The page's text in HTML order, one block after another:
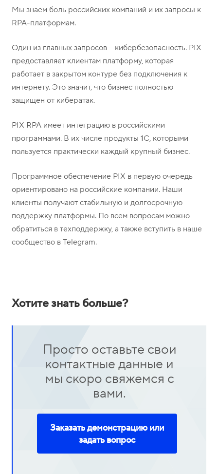
Мы знаем боль российских компаний и их запросы к
RPA-платформам.
Один из главных запросов – кибербезопасность. PIX
предоставляет клиентам платформу, которая
работает в закрытом контуре без подключения к
интернету. Это значит, что бизнес полностью
защищен от кибератак.
PIX RPA имеет интеграцию в российскими
программами. В их числе продукты 1С, которыми
пользуется практически каждый крупный бизнес.
Программное обеспечение PIX в первую очередь
ориентировано на российские компании. Наши
клиенты получают стабильную и долгосрочную
поддержку платформы. По всем вопросам можно
обратиться в техподдержку, а также вступить в наше
сообщество в Telegram.
Хотите знать больше?
Просто оставьте свои
контактные данные и
мы скоро свяжемся с
вами.
Заказать демонстрацию или
задать вопрос